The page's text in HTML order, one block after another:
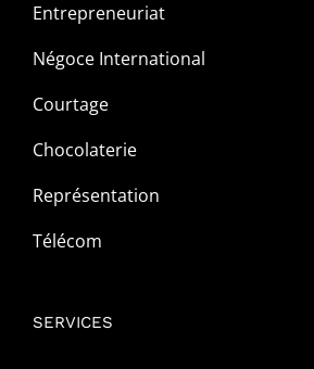
Entrepreneuriat
Négoce International
Courtage
Chocolaterie
Représentation
Télécom
SERVICES